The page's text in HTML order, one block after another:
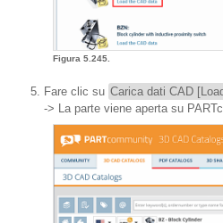
Figura 5.245.
Fare clic su Carica dati CAD
-> La parte viene aperta su